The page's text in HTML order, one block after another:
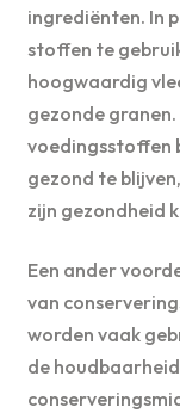
ingrediënten. In
stoffen te
hoogwaardig
gezonde
voedingsstoffen
gezond te
zijn gezondheid
Een ander
van
worden vaak
de